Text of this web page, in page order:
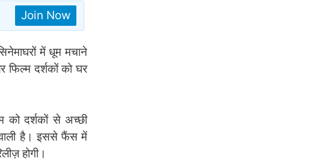
Join Now
में धूम मचाने
दर्शकों को घर
को दर्शकों से अच्छी
वाली है। इससे फैंस में
होगी।